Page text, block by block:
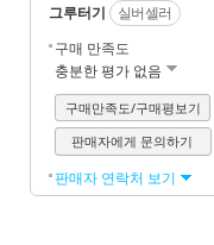
그루터기
실버셀러
구매 만족도
충분한 평가 없음
구매만족도/구매평보기
판매자에게 문의하기
판매자 연락처 보기